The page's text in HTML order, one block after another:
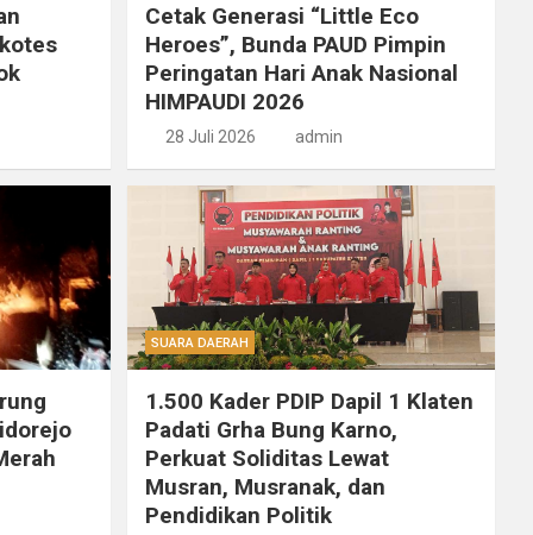
Cetak Generasi “Little Eco
Heroes”, Bunda PAUD Pimpin
Peringatan Hari Anak Nasional
HIMPAUDI 2026
28 Juli 2026 admin
SUARA DAERAH
1.500 Kader PDIP Dapil 1 Klaten
Padati Grha Bung Karno,
Perkuat Soliditas Lewat
Musran, Musranak, dan
Pendidikan Politik